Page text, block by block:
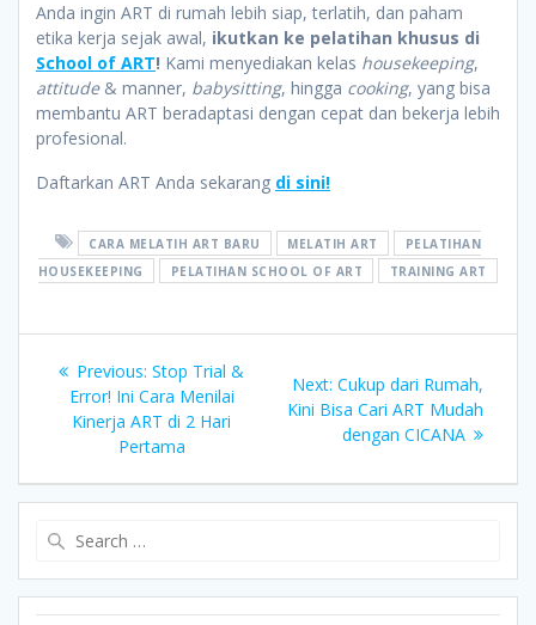
Anda ingin ART di rumah lebih siap, terlatih, dan paham
etika kerja sejak awal, ikutkan ke pelatihan khusus di
School of ART! Kami menyediakan kelas housekeeping,
attitude& manner, babysitting, hingga cooking, yang bisa
membantu ART beradaptasi dengan cepat dan bekerja lebih
profesional.
Daftarkan ART Anda sekarang di sini!
CARA MELATIH ART BARU MELATIH ART
PELATIHAN
HOUSEKEEPING
PELATIHAN SCHOOL OF ART TRAINING ART
navigation
Previous: Previous
post:
Stop Trial &
Error! Ini Cara Menilai
Kinerja ART di 2 Hari
Pertama
Next: Next
post:
Cukup dari Rumah,
Kini Bisa Cari ART Mudah
dengan CICANA